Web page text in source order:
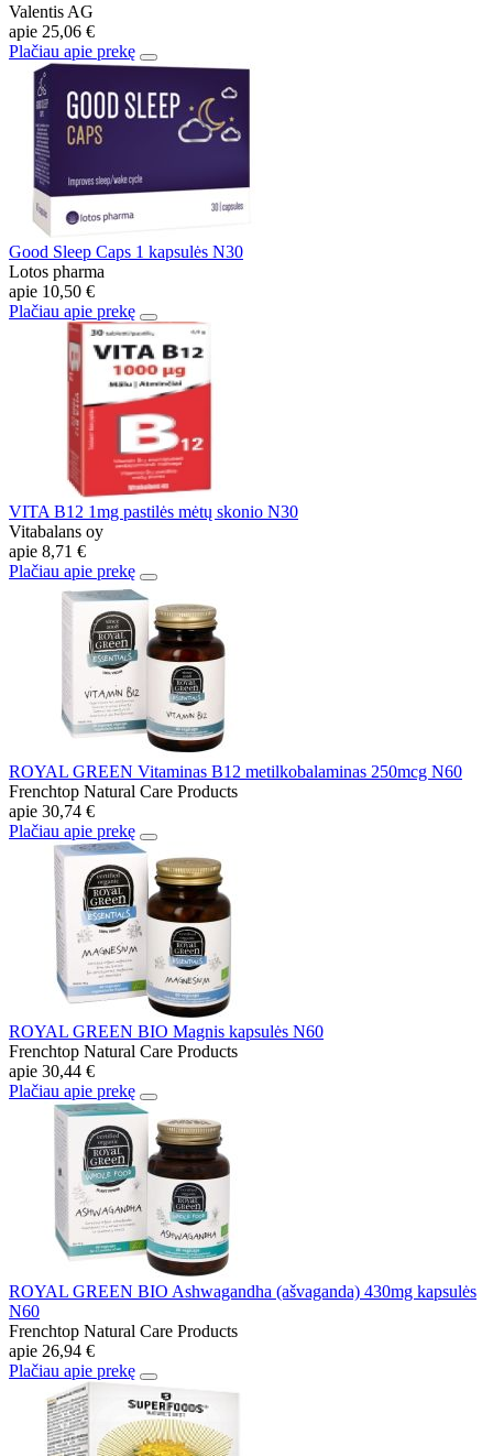
Valentis AG
apie 25,06 €
Plačiau apie prekę
Good Sleep Caps 1 kapsulės N30
Lotos pharma
apie 10,50 €
Plačiau apie prekę
VITA B12 1mg pastilės mėtų skonio N30
Vitabalans oy
apie 8,71 €
Plačiau apie prekę
ROYAL GREEN Vitaminas B12 metilkobalaminas 250mcg N60
Frenchtop Natural Care Products
apie 30,74 €
Plačiau apie prekę
ROYAL GREEN BIO Magnis kapsulės N60
Frenchtop Natural Care Products
apie 30,44 €
Plačiau apie prekę
ROYAL GREEN BIO Ashwagandha (ašvaganda) 430mg kapsulės
N60
Frenchtop Natural Care Products
apie 26,94 €
Plačiau apie prekę